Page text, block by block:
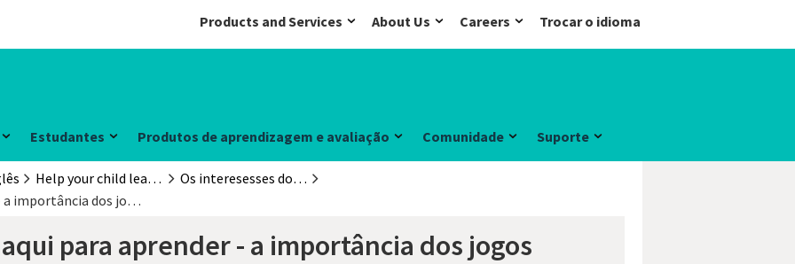
Products and Services About Us Careers Trocar o idioma
Estudantes Produtos de aprendizagem e avaliação Comunidade Suporte
Help your child learn English
Os interesesses do seu filho
As crianças estão aqui para aprender - a importância dos jogos
para aprender - a importância dos jogos